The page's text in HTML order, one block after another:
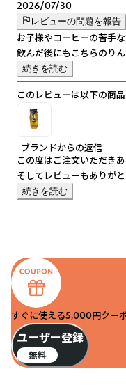
2026/07/30
レビューの問題を報告
お子様やコーヒーの苦手
飲んだ後にもこちらのり
がとても合い、好評です。
びんやパッケージのデザ
そして何より、私自身がと
続きを読む
このレビューは以下の商
ブランドからの返信
この度はご注文いただき
そしてレビューもありがと
仕入れをされる方からの目
続きを読む
すぐに使える5,000円クー
ユーザー登録
無料